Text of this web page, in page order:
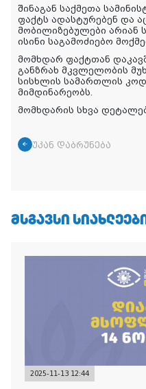
შინაგან საქმეთა
ფაქტს ადასტურებენ და
მობილიზებულები არიან
ისინი საგამოძიებო
მომხდარ ფაქტთან
განზრახ მკვლელობის
სისხლის სამართლის
მიმდინარეობს.
მომხდარის სხვა
უკან დაბრუნება
ᲛᲡᲒᲐᲕᲡᲘ
2025-11-13 12:44